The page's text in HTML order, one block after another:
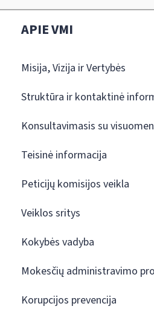
APIE VMI
Misija, Vizija ir Vertybės
Struktūra ir kontaktinė
Konsultavimasis su
Teisinė informacija
Peticijų komisijos veikla
Veiklos sritys
Kokybės vadyba
Mokesčių administravimo
Korupcijos prevencija